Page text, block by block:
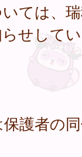
ては、
せして
護者の